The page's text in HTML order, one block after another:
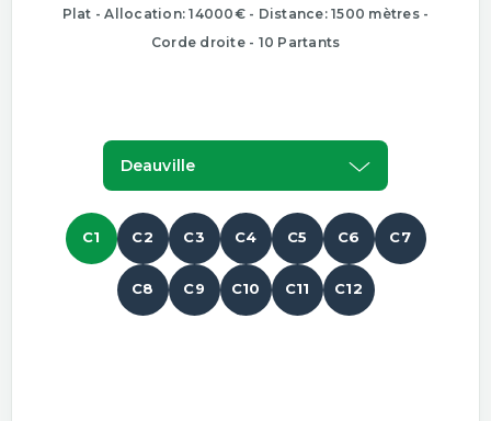
Plat - Allocation: 14000€ - Distance: 1500 mètres -
Corde droite - 10 Partants
Deauville
C1 C2 C3 C4 C5 C6 C7
C8 C9 C10 C11 C12